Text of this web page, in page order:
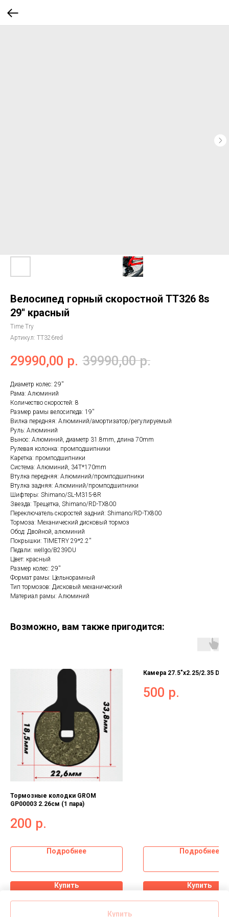
Велосипед горный скоростной ТТ326 8s
29'' красный
Time Try
Артикул: TT326red
29990,00 р. 39990,00 р.
Купить
Диаметр колес: 29''
Рама: Алюминий
Количество скоростей: 8
Размер рамы велосипеда: 19''
Вилка передняя: Алюминий/амортизатор/регулируемый
Руль: Алюминий
Вынос: Алюминий, диаметр 31.8mm, длина 70mm
Рулевая колонка: промподшипники
Каретка: промподшипники
Система: Алюминий, 34T*170mm
Втулка передняя: Алюминий/промподшипники
Втулка задняя: Алюминий/промподшипники
Шифтеры: Shimano/SL-M315-8R
Звезда: Трещетка, Shimano/RD-TX800
Переключатель скоростей задний: Shimano/RD-TX800
Тормоза: Механический дисковый тормоз
Обод: Двойной, алюминий
Покрышки: TIMETRY 29*2.2''
Педали: weIIgo/B239DU
Цвет: красный
Размер колес: 29''
Формат рамы: Цельнорамный
Тип тормозов: Дисковый механический
Материал рамы: Алюминий
Возможно, вам также пригодится:
Тормозные колодки GROM
GP00003 2.26см (1 пара)
200 р.
Подробнее
Купить
Камера 27.5"x2.25/2.35
500 р.
Подробнее
Купить